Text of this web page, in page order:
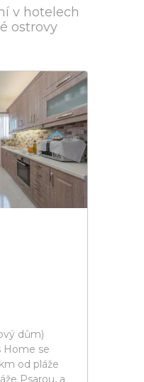
v hotelech
ostrovy
dům)
Home se
od pláže
Psarou, a